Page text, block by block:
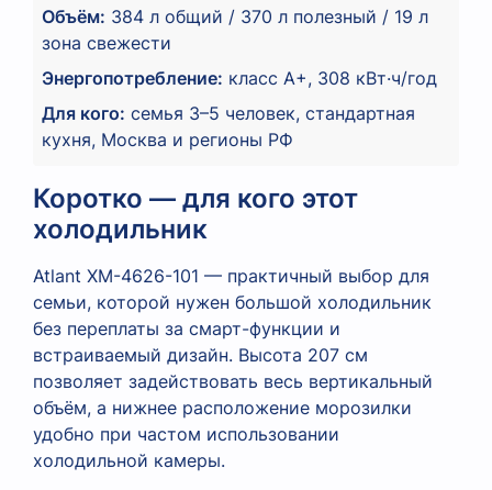
Объём: 384 л общий / 370 л полезный / 19 л
зона свежести
Энергопотребление: класс A+, 308 кВт·ч/год
Для кого: семья 3–5 человек, стандартная
кухня, Москва и регионы РФ
Коротко — для кого этот
холодильник
Atlant XM-4626-101 — практичный выбор для
семьи, которой нужен большой холодильник
без переплаты за смарт-функции и
встраиваемый дизайн. Высота 207 см
позволяет задействовать весь вертикальный
объём, а нижнее расположение морозилки
удобно при частом использовании
холодильной камеры.